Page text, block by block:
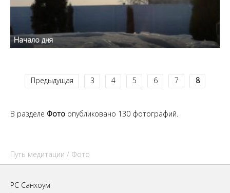
Начало дня
Предыдущая 3 4 5 6 7 8
В разделе Фото опубликовано 130 фотографий.
Путь медитации / Фото
РС Санхоум